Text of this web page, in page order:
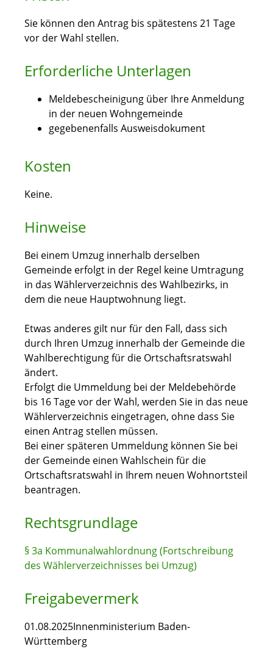
Sie können den Antrag bis spätestens 21 Tage
vor der Wahl stellen.
Erforderliche Unterlagen
Meldebescheinigung über Ihre Anmeldung
in der neuen Wohngemeinde
gegebenenfalls Ausweisdokument
Kosten
Keine.
Hinweise
Bei einem Umzug innerhalb derselben
Gemeinde erfolgt in der Regel keine Umtragung
in das Wählerverzeichnis des Wahlbezirks, in
dem die neue Hauptwohnung liegt.
Etwas anderes gilt nur für den Fall, dass sich
durch Ihren Umzug innerhalb der Gemeinde die
Wahlberechtigung für die Ortschaftsratswahl
ändert.
Erfolgt die Ummeldung bei der Meldebehörde
bis 16 Tage vor der Wahl, werden Sie in das neue
Wählerverzeichnis eingetragen, ohne dass Sie
einen Antrag stellen müssen.
Bei einer späteren Ummeldung können Sie bei
der Gemeinde einen Wahlschein für die
Ortschaftsratswahl in Ihrem neuen Wohnortsteil
beantragen.
Rechtsgrundlage
§ 3a Kommunalwahlordnung (Fortschreibung
des Wählerverzeichnisses bei Umzug)
Freigabevermerk
01.08.2025Innenministerium Baden-
Württemberg